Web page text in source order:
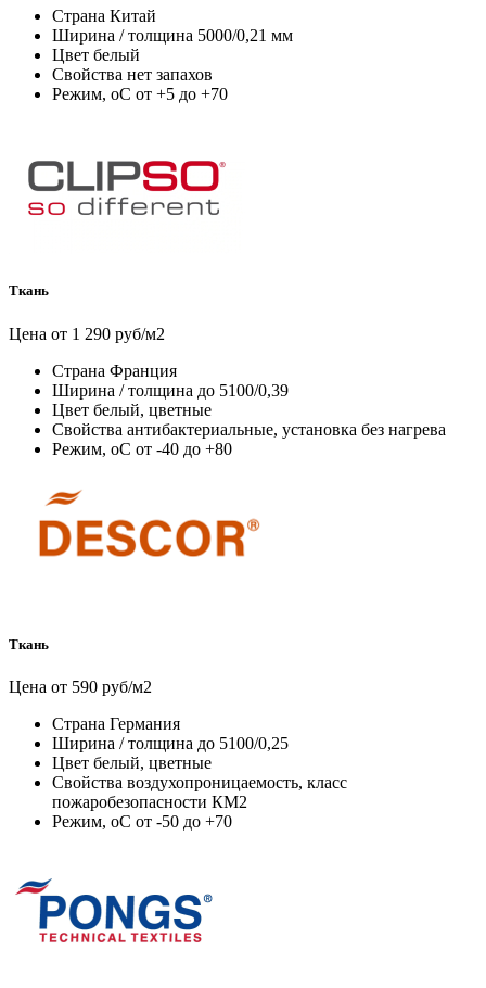
Страна Китай
Ширина / толщина 5000/0,21 мм
Цвет белый
Свойства нет запахов
Режим, оС от +5 до +70
Ткань
Цена от 1 290 руб/м2
Страна Франция
Ширина / толщина до 5100/0,39
Цвет белый, цветные
Свойства антибактериальные, установка без нагрева
Режим, оС от -40 до +80
Ткань
Цена от 590 руб/м2
Страна Германия
Ширина / толщина до 5100/0,25
Цвет белый, цветные
Свойства воздухопроницаемость, класс
пожаробезопасности КМ2
Режим, оС от -50 до +70